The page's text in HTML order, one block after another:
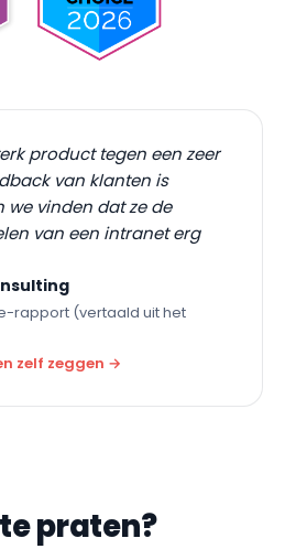
product tegen een zeer
van klanten is
we vinden dat ze de
van een intranet erg
rapport (vertaald uit het
zelf zeggen →
praten?